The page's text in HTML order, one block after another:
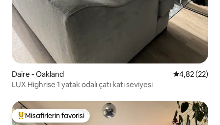
Daire - Oakland 5 üzerinden
4,82 (22)
LUX Highrise 1 yatak odalı çatı katı seviyesi
Misafirlerin favorilerinden en beğenilenler arasında
Misafirlerin favorisi